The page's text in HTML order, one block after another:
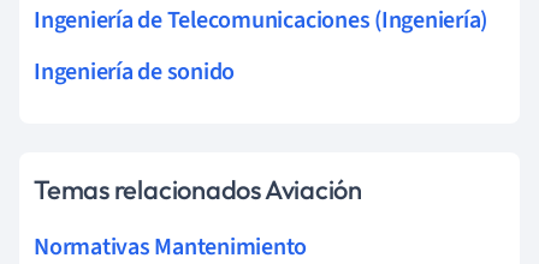
Ingeniería de Telecomunicaciones (Ingeniería)
Ingeniería de sonido
Temas relacionados Aviación
Normativas Mantenimiento